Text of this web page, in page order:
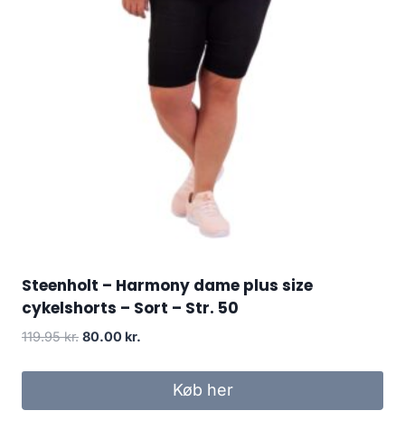
Steenholt – Harmony dame plus size
cykelshorts – Sort – Str. 50
119.95kr. Original
80.00 kr.
80.00 kr..Køb her